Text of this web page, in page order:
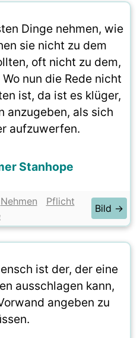
Dinge nehmen, wie
sie nicht zu dem
oft nicht zu dem,
nun die Rede nicht
ist, da ist es klüger,
anzugeben, als sich
aufzuwerfen.
Stanhope
Nehmen
Pflicht
Bild →
ist der, der eine
ausschlagen kann,
angeben zu